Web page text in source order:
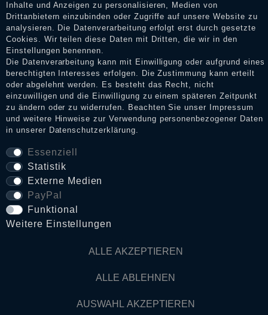
Impressum
Daten­schutz­erklärung
AGB
Widerrufs­recht
VERTRAG WIDERRUFEN
© Copyright 2026 Dark Ages Glasche & Kuczwalska GbR
Inhalte und Anzeigen zu personalisieren, Medien von
Drittanbietern einzubinden oder Zugriffe auf unsere Website zu
analysieren. Die Datenverarbeitung erfolgt erst durch gesetzte
Cookies. Wir teilen diese Daten mit Dritten, die wir in den
Einstellungen benennen.
Die Datenverarbeitung kann mit Einwilligung oder aufgrund eines
berechtigten Interesses erfolgen. Die Zustimmung kann erteilt
oder abgelehnt werden. Es besteht das Recht, nicht
einzuwilligen und die Einwilligung zu einem späteren Zeitpunkt
zu ändern oder zu widerrufen. Beachten Sie unser
Impressum
und weitere Hinweise zur Verwendung personenbezogener Daten
in unserer Daten­schutz­erklärung.
Essenziell
Statistik
Externe Medien
PayPal
Funktional
Weitere Einstellungen
ALLE AKZEPTIEREN
ALLE ABLEHNEN
AUSWAHL AKZEPTIEREN